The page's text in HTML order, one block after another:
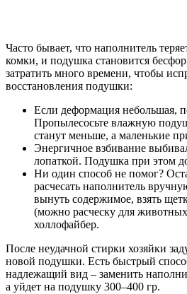
Часто бывает, что наполнитель
комки, и подушка становится
затратить много времени, чтобы
восстановления подушки:
Если деформация небольшая,
Пропылесосьте влажную
станут меньше, а маленькие
Энергичное взбивание
лопаткой. Подушка при этом
Ни один способ не помог?
расчесать наполнитель
вынуть содержимое, взять
(можно расческу для
холлофайбер.
После неудачной стирки хозяйки
новой подушки. Есть быстрый
надлежащий вид – заменить
а уйдет на подушку 300–400 гр.